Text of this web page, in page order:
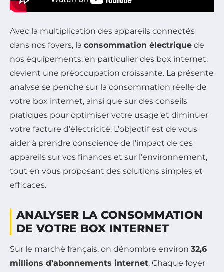
Avec la multiplication des appareils connectés
dans nos foyers, la consommation électrique de
nos équipements, en particulier des box internet,
devient une préoccupation croissante. La présente
analyse se penche sur la consommation réelle de
votre box internet, ainsi que sur des conseils
pratiques pour optimiser votre usage et diminuer
votre facture d’électricité. L’objectif est de vous
aider à prendre conscience de l’impact de ces
appareils sur vos finances et sur l’environnement,
tout en vous proposant des solutions simples et
efficaces.
ANALYSER LA CONSOMMATION
DE VOTRE BOX INTERNET
Sur le marché français, on dénombre environ 32,6
millions d’abonnements internet. Chaque foyer